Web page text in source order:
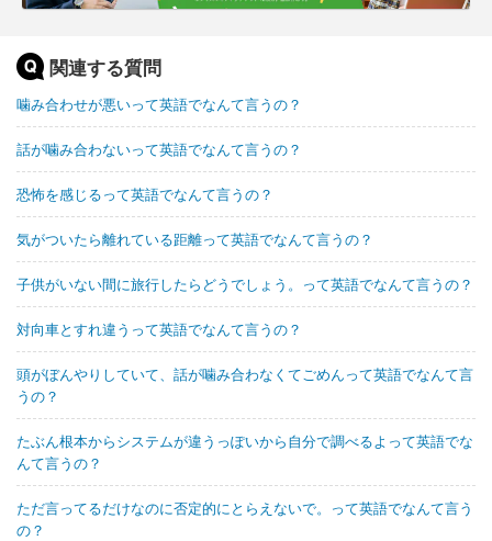
関連する質問
噛み合わせが悪いって英語でなんて言うの？
話が噛み合わないって英語でなんて言うの？
恐怖を感じるって英語でなんて言うの？
気がついたら離れている距離って英語でなんて言うの？
子供がいない間に旅行したらどうでしょう。って英語でなんて言うの？
対向車とすれ違うって英語でなんて言うの？
頭がぼんやりしていて、話が噛み合わなくてごめんって英語でなんて言
うの？
たぶん根本からシステムが違うっぽいから自分で調べるよって英語でな
んて言うの？
ただ言ってるだけなのに否定的にとらえないで。って英語でなんて言う
の？